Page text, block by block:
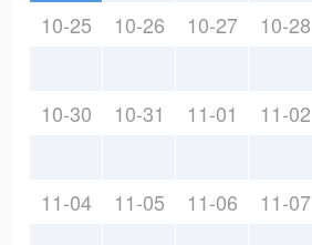
10-25 10-26 10-27 10-28
10-30 10-31 11-01 11-02
11-04 11-05 11-06 11-07